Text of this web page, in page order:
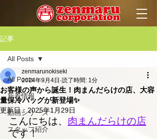
記事
All Posts
新着情報
動画シリーズ
スタッフ紹介
All Posts
お客様の声から誕生！肉まんだらけの店、大容
量保冷バッグが新登場✨
zenmarunokiseki
2024年9月4日 読了時間: 1分
更新日： 2025年1月29日
こんにちは、 肉まんだらけの店
です！